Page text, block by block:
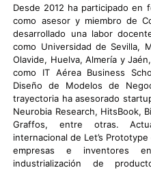
Desde 2012 ha participado en
como asesor y miembro de
desarrollado una labor
como Universidad de Sevilla,
Olavide, Huelva, Almería y
como IT Aérea Business
Diseño de Modelos de
trayectoria ha asesorado
Neurobia Research, HitsBook,
Graffos, entre otras.
internacional de Let’s
empresas e inventores
industrialización de